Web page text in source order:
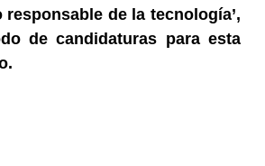
responsable de la tecnología’,
de candidaturas para esta